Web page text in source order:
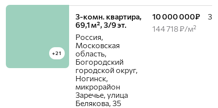
+21
3-комн. квартира,
69,1 м², 3/9 эт.
Россия,
Московская
область,
Богородский
городской округ,
Ногинск,
микрорайон
Заречье, улица
Белякова, 35
10 000 000₽
144 718 ₽/м²
3 /